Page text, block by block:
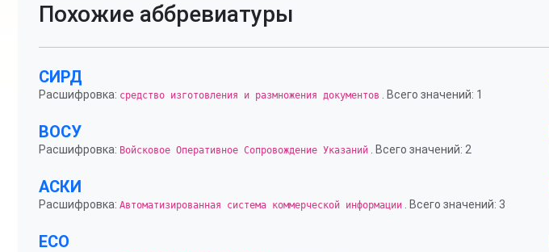
Похожие аббревиатуры
СИРД
Расшифровка: средство изготовления и размножения документов . Всего значений: 1
ВОСУ
Расшифровка: Войсковое Оперативное Сопровождение Указаний . Всего значений: 2
АСКИ
Расшифровка: Автоматизированная система коммерческой информации . Всего значений: 3
ЕСО